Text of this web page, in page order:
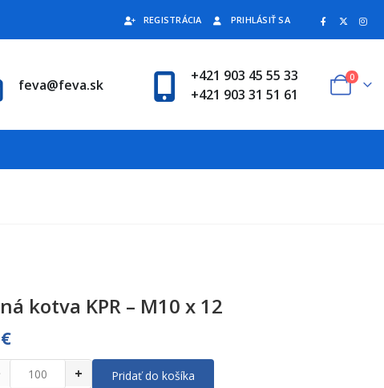
REGISTRÁCIA PRIHLÁSIŤ SA
feva@feva.sk
+421 903 45 55 33
+421 903 31 51 61
0
kotva KPR – M10 x 12
€
+ Pridať do košíka